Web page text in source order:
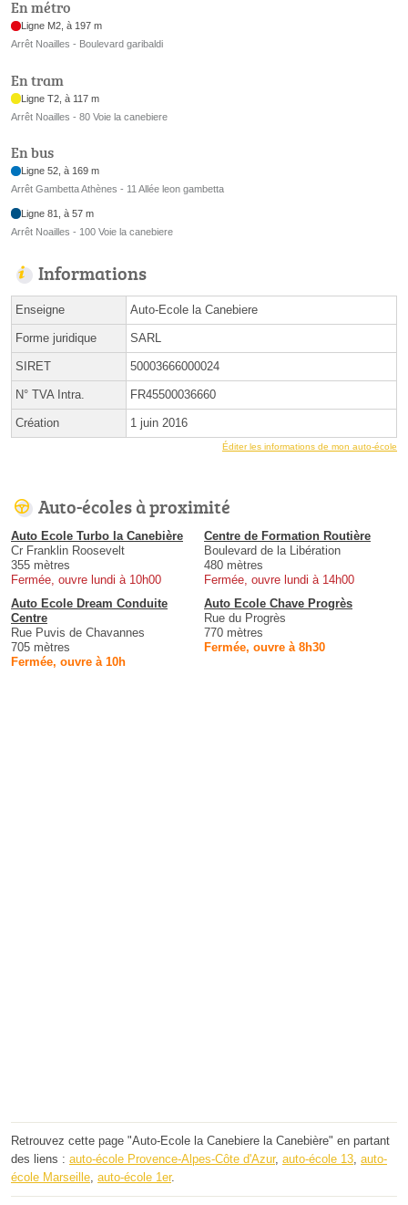
En métro
Ligne M2, à 197 m
Arrêt Noailles - Boulevard garibaldi
En tram
Ligne T2, à 117 m
Arrêt Noailles - 80 Voie la canebiere
En bus
Ligne 52, à 169 m
Arrêt Gambetta Athènes - 11 Allée leon gambetta
Ligne 81, à 57 m
Arrêt Noailles - 100 Voie la canebiere
Informations
Enseigne Auto-Ecole la Canebiere
Forme juridique SARL
SIRET 50003666000024
N° TVA Intra. FR45500036660
Création 1 juin 2016
Éditer les informations de mon auto-école
Auto-écoles à proximité
Auto Ecole Turbo la Canebière
Cr Franklin Roosevelt
355 mètres
Fermée, ouvre lundi à 10h00
Centre de Formation Routière
Boulevard de la Libération
480 mètres
Fermée, ouvre lundi à 14h00
Auto Ecole Dream Conduite
Centre
Rue Puvis de Chavannes
705 mètres
Fermée, ouvre à 10h
Auto Ecole Chave Progrès
Rue du Progrès
770 mètres
Fermée, ouvre à 8h30
Retrouvez cette page "Auto-Ecole la Canebiere la Canebière" en partant
des liens : auto-école Provence-Alpes-Côte d'Azur, auto-école 13 auto-
école Marseille auto-école 1er.